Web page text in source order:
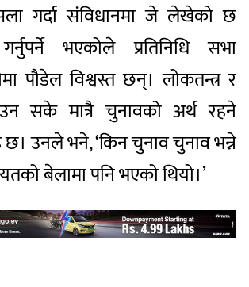
गर्दा संविधानमा जे लेखेको छ
भएकोले प्रतिनिधि सभा
पौडेल विश्वस्त छन्। लोकतन्त्र र
सके मात्रै चुनावको अर्थ रहने
उनले भने, ‘किन चुनाव चुनाव भन्ने
बेलामा पनि भएको थियो।’